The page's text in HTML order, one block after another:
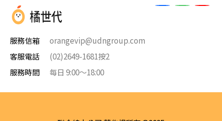
服務信箱
orangevip@udngroup.com
客服電話
(02)2649-1681按2
服務時間
每日 9:00～18:00